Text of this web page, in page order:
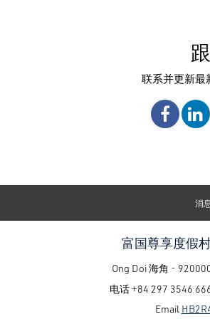
联系并更新最
消
富国尊享度假
Ong Doi 海角 -
电话+84 297 3546
Email